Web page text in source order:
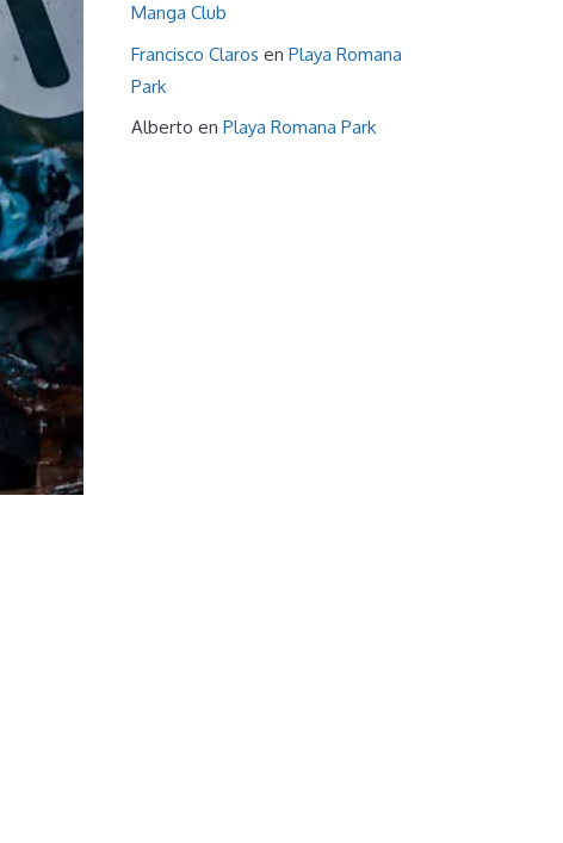
Manga Club
Francisco Claros en Playa Romana
Park
Alberto en Playa Romana Park